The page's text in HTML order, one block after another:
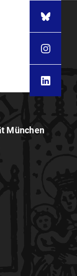
München